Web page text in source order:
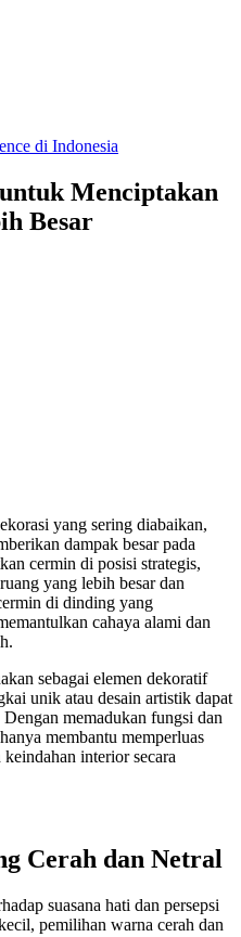
di Indonesia
Menciptakan
Besar
yang sering diabaikan,
dampak besar pada
cermin di posisi strategis,
yang lebih besar dan
di dinding yang
cahaya alami dan
sebagai elemen dekoratif
unik atau desain artistik dapat
memadukan fungsi dan
membantu memperluas
interior secara
Cerah dan Netral
suasana hati dan persepsi
pemilihan warna cerah dan